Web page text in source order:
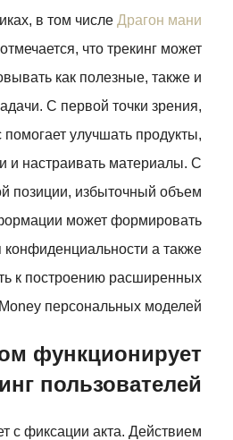
в том числе Драгон мани
что трекинг может
как полезные, также и
С первой точки зрения,
улучшать продукты,
и настраивать материалы. С
позиции, избыточный объем
может формировать
а также
к построению расширенных
персональных моделей.
функционирует
пользователей
с фиксации акта. Действием